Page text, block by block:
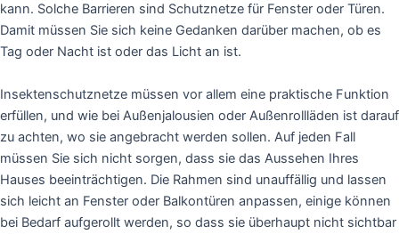
kann. Solche Barrieren sind Schutznetze für Fenster oder Türen.
Damit müssen Sie sich keine Gedanken darüber machen, ob es
Tag oder Nacht ist oder das Licht an ist.
Insektenschutznetze müssen vor allem eine praktische Funktion
erfüllen, und wie bei Außenjalousien oder Außenrollläden ist darauf
zu achten, wo sie angebracht werden sollen. Auf jeden Fall
müssen Sie sich nicht sorgen, dass sie das Aussehen Ihres
Hauses beeinträchtigen. Die Rahmen sind unauffällig und lassen
sich leicht an Fenster oder Balkontüren anpassen, einige können
bei Bedarf aufgerollt werden, so dass sie überhaupt nicht sichtbar